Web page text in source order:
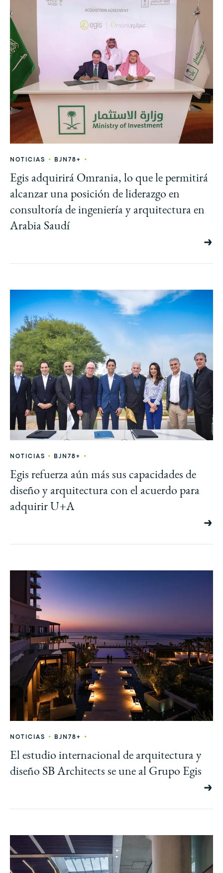
NOTICIAS • BJN78+ •
Egis adquirirá Omrania, lo que le permitirá
alcanzar una posición de liderazgo en
consultoría de ingeniería y arquitectura en
Arabia Saudí
NOTICIAS • BJN78+ •
Egis refuerza aún más sus capacidades de
diseño y arquitectura con el acuerdo para
adquirir U+A
NOTICIAS • BJN78+ •
El estudio internacional de arquitectura y
diseño SB Architects se une al Grupo Egis